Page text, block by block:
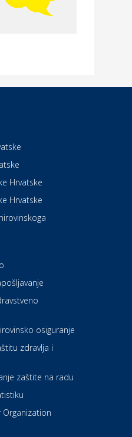
– ljekovita
motorne
Hrvatske
Hrvatske
osiguranje
zdravlja i
zaštite na radu